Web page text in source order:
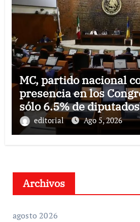
MC, partido nacional
presencia en los
sólo 6.5% de diputados
editorial Ago 5, 2026
Archivos
agosto 2026